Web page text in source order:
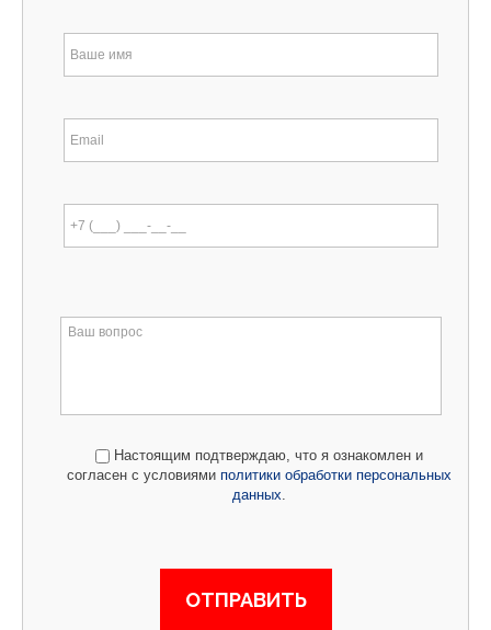
Настоящим подтверждаю, что я ознакомлен и
согласен с условиями политики обработки персональных
данных